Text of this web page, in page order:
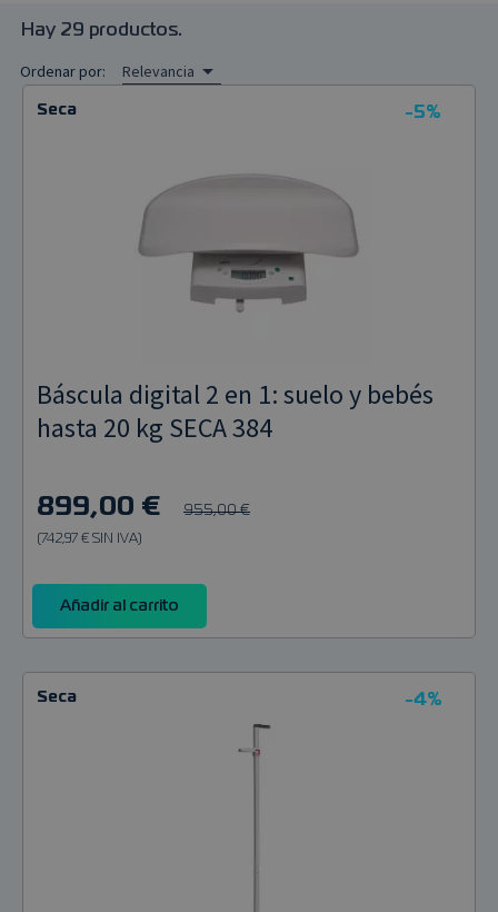
Hay 29 productos.
Ordenar por: Relevancia 
Seca -5%
Báscula digital 2 en 1: suelo y bebés
hasta 20 kg SECA 384
899,00 € 955,00 €
(742,97 € SIN IVA)
Añadir al carrito
Seca -4%
Pulsioxímetros